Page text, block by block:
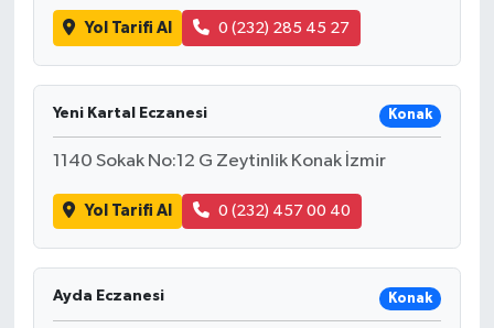
Yol Tarifi Al 0 (232) 285 45 27
Yeni Kartal Eczanesi Konak
1140 Sokak No:12 G Zeytinlik Konak İzmir
Yol Tarifi Al 0 (232) 457 00 40
Ayda Eczanesi Konak